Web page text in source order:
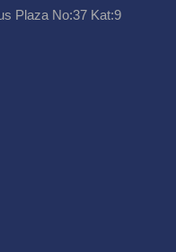
Plaza No:37 Kat:9